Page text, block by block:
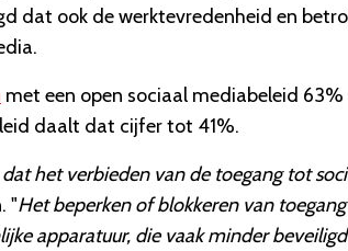
dat ook de werktevredenheid en
met een open sociaal mediabeleid
daalt dat cijfer tot 41%.
het verbieden van de toegang tot
"Het beperken of blokkeren van
apparatuur, die vaak minder